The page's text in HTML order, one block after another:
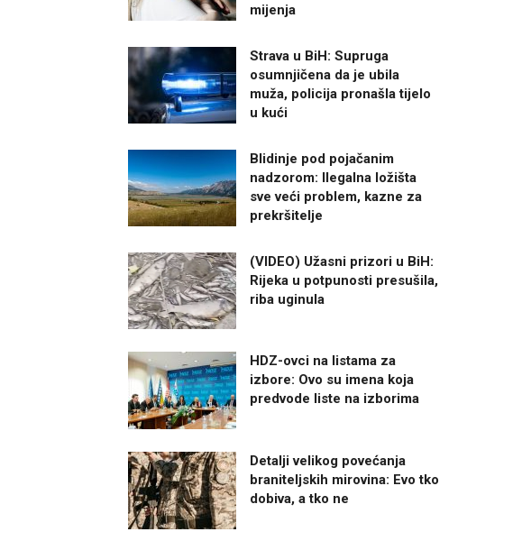
mijenja
Strava u BiH: Supruga
osumnjičena da je ubila
muža, policija pronašla tijelo
u kući
Blidinje pod pojačanim
nadzorom: Ilegalna ložišta
sve veći problem, kazne za
prekršitelje
(VIDEO) Užasni prizori u BiH:
Rijeka u potpunosti presušila,
riba uginula
HDZ-ovci na listama za
izbore: Ovo su imena koja
predvode liste na izborima
Detalji velikog povećanja
braniteljskih mirovina: Evo tko
dobiva, a tko ne